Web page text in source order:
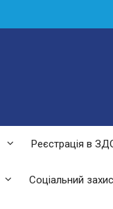
Реєстрація в
Соціальний